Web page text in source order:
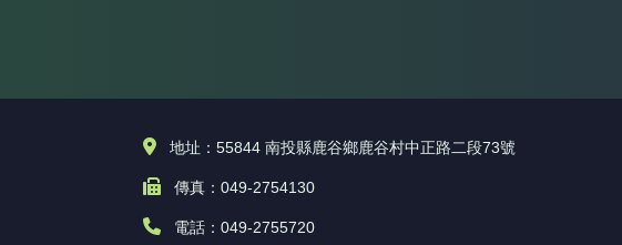
地址：55844 南投縣鹿谷鄉鹿谷村中正路二段73號
傳真：049-2754130
電話：049-2755720